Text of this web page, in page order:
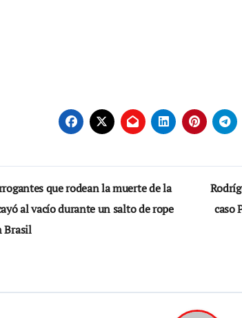
que rodean la muerte de la
al vacío durante un salto de rope
Brasil
caso